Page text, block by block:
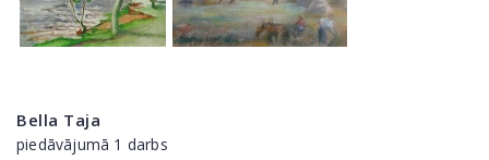
Bella Taja
piedāvājumā 1 darbs